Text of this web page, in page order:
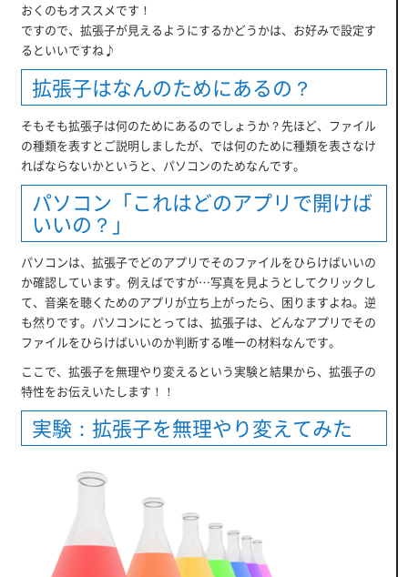
おくのもオススメです！
ですので、拡張子が見えるようにするかどうかは、お好みで設定す
るといいですね♪
拡張子はなんのためにあるの？
そもそも拡張子は何のためにあるのでしょうか？先ほど、ファイル
の種類を表すとご説明しましたが、では何のために種類を表さなけ
ればならないかというと、パソコンのためなんです。
パソコン「これはどのアプリで開けば
いいの？」
パソコンは、拡張子でどのアプリでそのファイルをひらけばいいの
か確認しています。例えばですが…写真を見ようとしてクリックし
て、音楽を聴くためのアプリが立ち上がったら、困りますよね。逆
も然りです。パソコンにとっては、拡張子は、どんなアプリでその
ファイルをひらけばいいのか判断する唯一の材料なんです。
ここで、拡張子を無理やり変えるという実験と結果から、拡張子の
特性をお伝えいたします！！
実験：拡張子を無理やり変えてみた